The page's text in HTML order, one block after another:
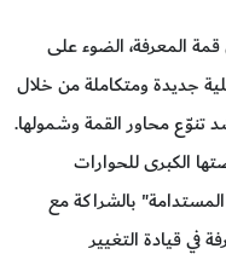
المعرفة، الضوء على
جديدة ومتكاملة من خلال
محاور القمة وشمولها.
الكبرى للحوارات
بالشراكة مع
في قيادة التغيير